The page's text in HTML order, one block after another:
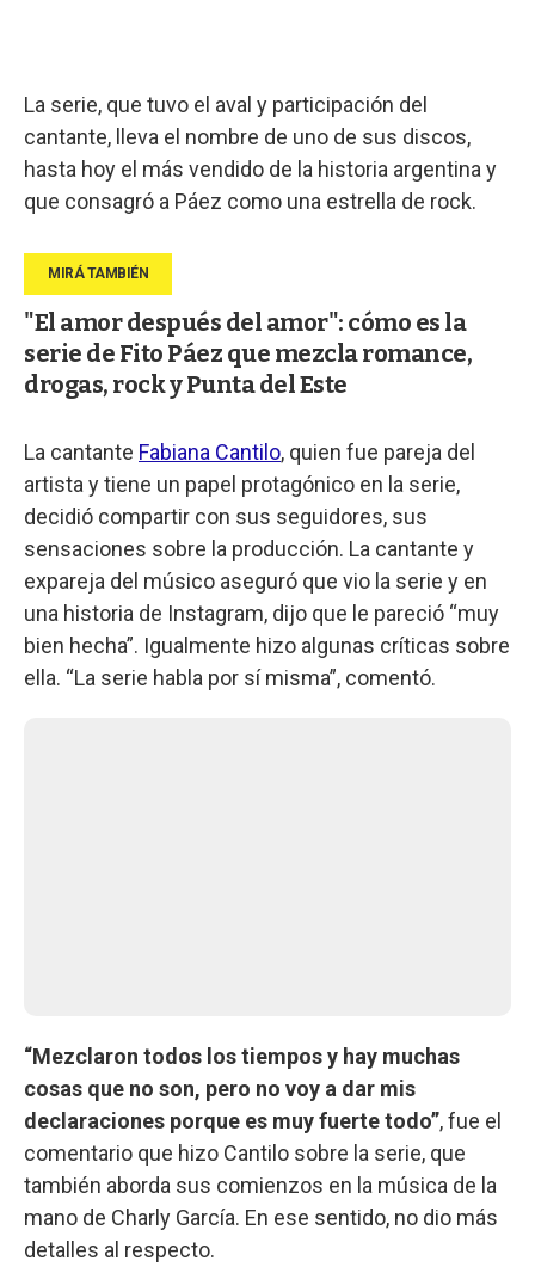
La serie, que tuvo el aval y participación del
cantante, lleva el nombre de uno de sus discos,
hasta hoy el más vendido de la historia argentina y
que consagró a Páez como una estrella de rock.
"El amor después del amor": cómo es la
serie de Fito Páez que mezcla romance,
drogas, rock y Punta del Este
La cantante Fabiana Cantilo, quien fue pareja del
artista y tiene un papel protagónico en la serie,
decidió compartir con sus seguidores, sus
sensaciones sobre la producción. La cantante y
expareja del músico aseguró que vio la serie y en
una historia de Instagram, dijo que le pareció “muy
bien hecha”. Igualmente hizo algunas críticas sobre
ella. “La serie habla por sí misma”, comentó.
“Mezclaron todos los tiempos y hay muchas
cosas que no son, pero no voy a dar mis
declaraciones porque es muy fuerte todo”, fue el
comentario que hizo Cantilo sobre la serie, que
también aborda sus comienzos en la música de la
mano de Charly García. En ese sentido, no dio más
detalles al respecto.